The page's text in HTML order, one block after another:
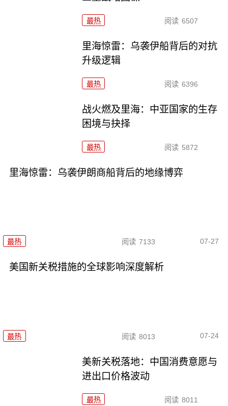
最热 阅读 6507
里海惊雷：乌袭伊船背后的对抗
升级逻辑
最热 阅读 6396
战火燃及里海：中亚国家的生存
困境与抉择
最热 阅读 5872
里海惊雷：乌袭伊朗商船背后的地缘博弈
最热 阅读 7133 07-27
美国新关税措施的全球影响深度解析
最热 阅读 8013 07-24
美新关税落地：中国消费意愿与
进出口价格波动
最热 阅读 8011